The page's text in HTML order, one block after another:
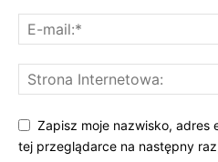
Zapisz moje nazwisko, adres
tej przeglądarce na następny